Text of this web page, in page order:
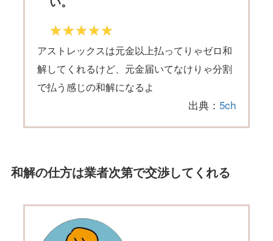
アストレックスは元金以上払ってりゃゼロ和
解してくれるけど、元金届いてなけりゃ分割
で払う感じの和解になるよ
出典：5ch
和解の仕方は業者次第で交渉してくれる